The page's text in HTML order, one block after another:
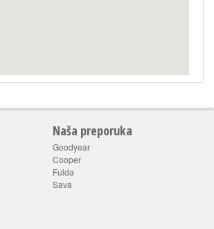
Naša preporuka
Goodyear
Cooper
Fulda
Sava